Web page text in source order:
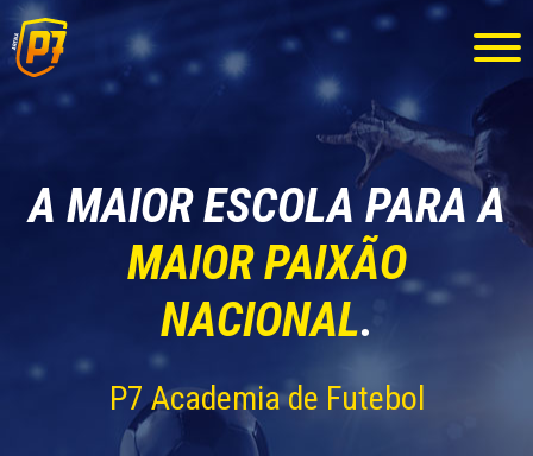
A MAIOR ESCOLA PARA A
MAIOR PAIXÃO
NACIONAL.
P7 Academia de Futebol